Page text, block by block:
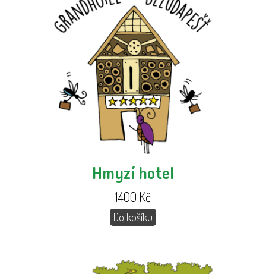
Hmyzí hotel
1400 Kč
Do košíku